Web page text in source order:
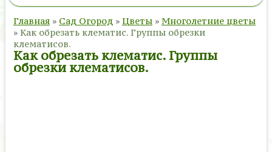
Главная » Сад Огород » Цветы » Многолетние цветы
» Как обрезать клематис. Группы обрезки
клематисов.
Как обрезать клематис. Группы
обрезки клематисов.